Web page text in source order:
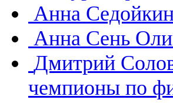
Анна
Анна Сень
Дмитрий
чемпионы по